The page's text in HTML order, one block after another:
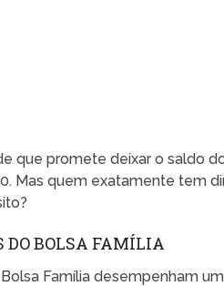
que promete deixar o saldo
Mas quem exatamente tem
DO BOLSA FAMÍLIA
Família desempenham